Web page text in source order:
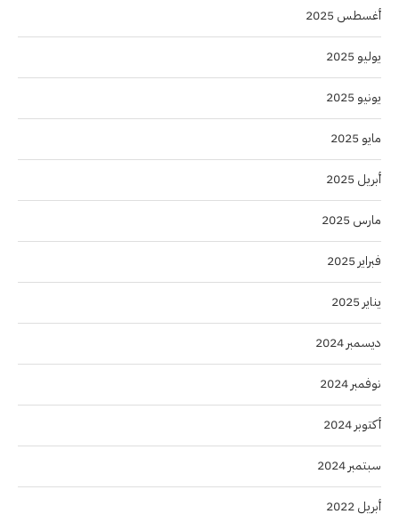
أغسطس 2025
يوليو 2025
يونيو 2025
مايو 2025
أبريل 2025
مارس 2025
فبراير 2025
يناير 2025
ديسمبر 2024
نوفمبر 2024
أكتوبر 2024
سبتمبر 2024
أبريل 2022